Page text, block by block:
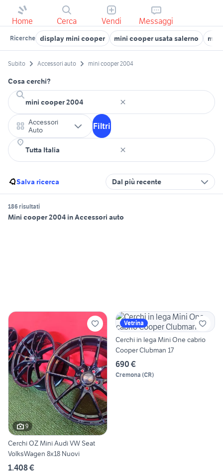
Home Cerca Vendi Messaggi
Ricerche display mini cooper mini cooper usata salerno
Subito Accessori auto mini cooper 2004
Cosa cerchi?
Accessori
Auto
Filtri
Salva ricerca Dal più recente
186 risultati
Mini cooper 2004 in Accessori auto
9
Cerchi OZ Mini Audi VW Seat
VolksWagen 8x18 Nuovi
1.408 €
Vetrina
Cerchi in lega Mini One cabrio
Cooper Clubman 17
690 €
Cremona (CR)